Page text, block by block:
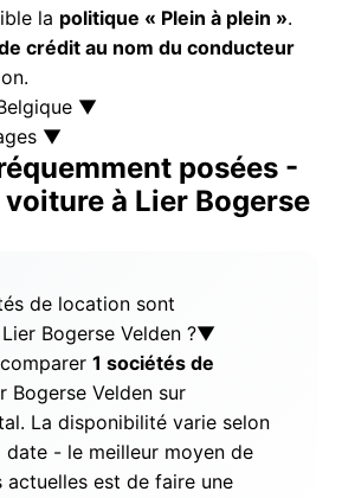
la politique « Plein à plein ».
crédit au nom du conducteur
▼
▼
posées -
à Lier Bogerse
de location sont
Bogerse Velden ?▼
1 sociétés de
Bogerse Velden sur
La disponibilité varie selon
date - le meilleur moyen de
est de faire une